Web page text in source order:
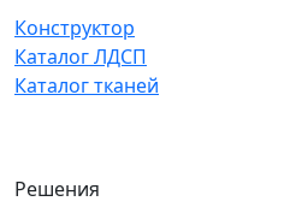
Конструктор
Каталог ЛДСП
Каталог тканей
Решения